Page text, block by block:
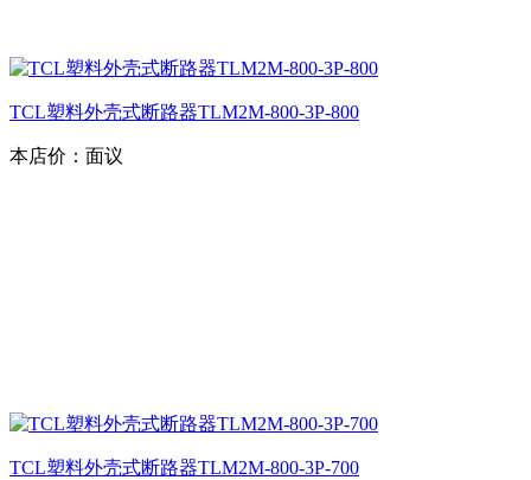
TCL塑料外壳式断路器TLM2M-800-3P-800
本店价： 面议
TCL塑料外壳式断路器TLM2M-800-3P-700